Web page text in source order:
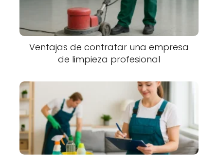
Ventajas de contratar una empresa
de limpieza profesional